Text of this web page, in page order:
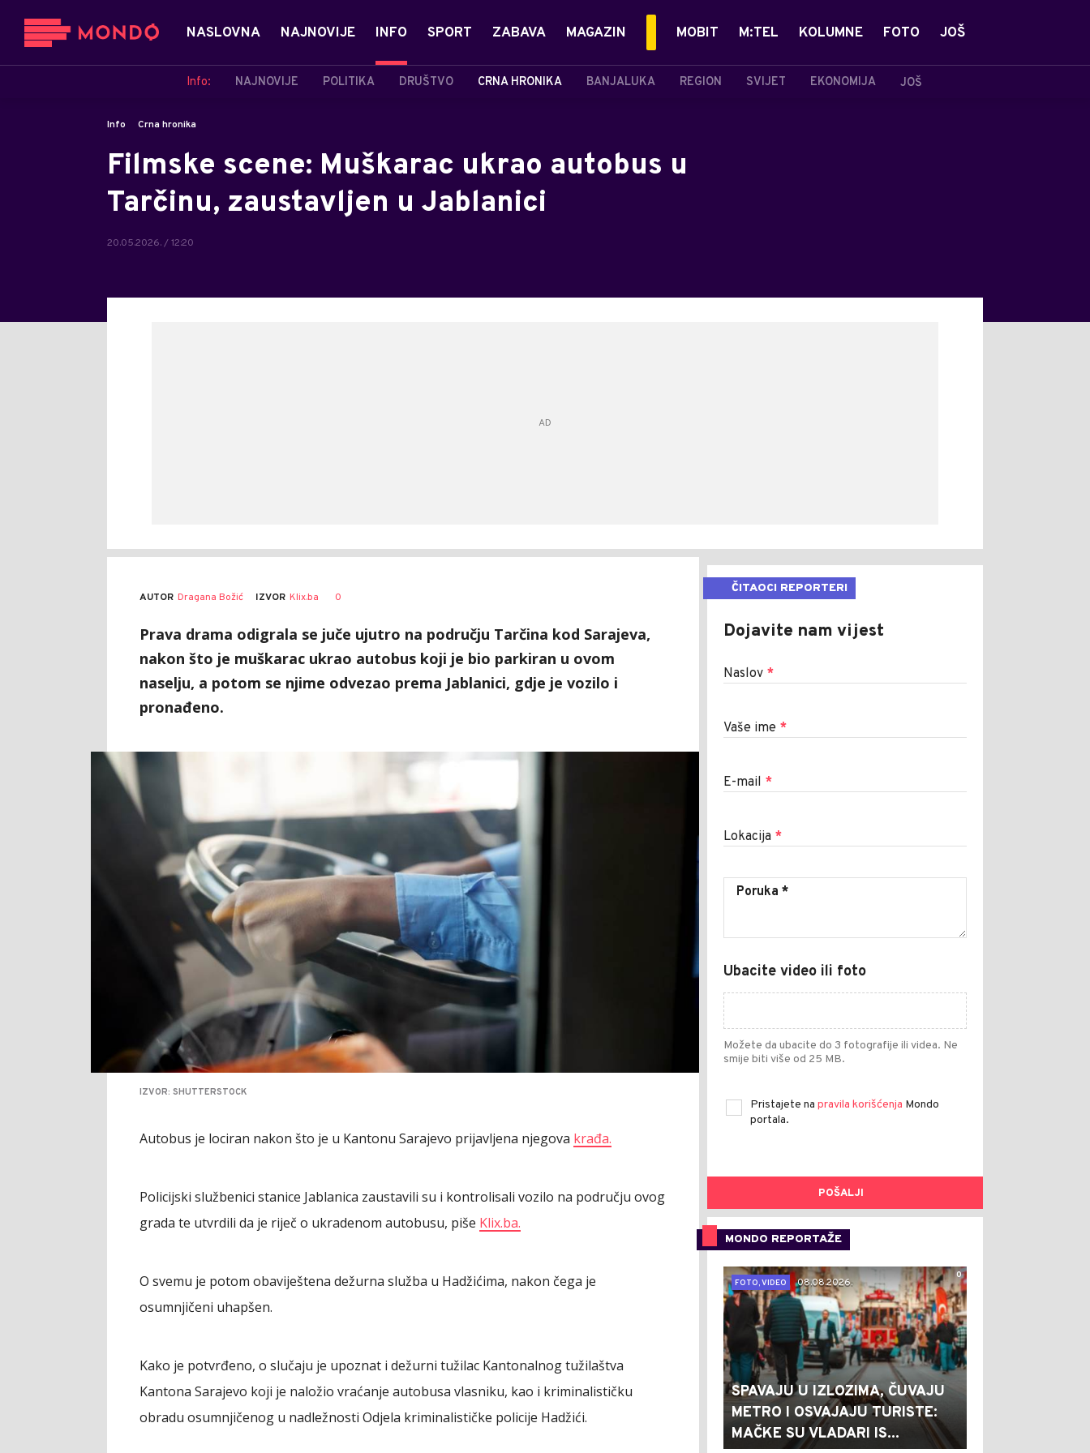
NASLOVNA NAJNOVIJE INFO
Info: NAJNOVIJE POLITIKA DRUŠTVO CRNA HRONIKA BANJALUKA REGION SVIJET EKONOMIJA JOŠ
SPORT ZABAVA MAGAZIN MOBIT M:TEL KOLUMNE FOTO JOŠ
Info Crna hronika
Filmske scene: Muškarac ukrao autobus u
Tarčinu, zaustavljen u Jablanici
20.05.2026. / 12:20
AUTOR Dragana Božić IZVOR Klix.ba 0
Prava drama odigrala se juče ujutro na području Tarčina kod Sarajeva,
nakon što je muškarac ukrao autobus koji je bio parkiran u ovom
naselju, a potom se njime odvezao prema Jablanici, gdje je vozilo i
pronađeno.
IZVOR: SHUTTERSTOCK
Autobus je lociran nakon što je u Kantonu Sarajevo prijavljena njegova krađa.
Policijski službenici stanice Jablanica zaustavili su i kontrolisali vozilo na području ovog
grada te utvrdili da je riječ o ukradenom autobusu, piše Klix.ba.
O svemu je potom obaviještena dežurna služba u Hadžićima, nakon čega je
osumnjičeni uhapšen.
Kako je potvrđeno, o slučaju je upoznat i dežurni tužilac Kantonalnog tužilaštva
Kantona Sarajevo koji je naložio vraćanje autobusa vlasniku, kao i kriminalističku
obradu osumnjičenog u nadležnosti Odjela kriminalističke policije Hadžići.
ČITAOCI REPORTERI
Dojavite nam vijest
Naslov *
Vaše ime *
E-mail *
Lokacija *
Ubacite video ili foto
Možete da ubacite do 3 fotografije ili videa. Ne
smije biti više od 25 MB.
Pristajete na pravila korišćenja Mondo
portala.
POŠALJI
MONDO REPORTAŽE
0
FOTO, VIDEO
08.08.2026.
SPAVAJU U IZLOZIMA, ČUVAJU
METRO I OSVAJAJU TURISTE:
MAČKE SU VLADARI IS...